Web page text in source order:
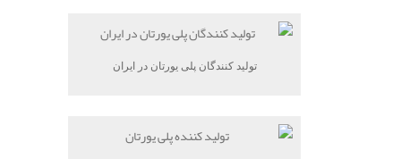
تولید کنندگان پلی یورتان در ایران